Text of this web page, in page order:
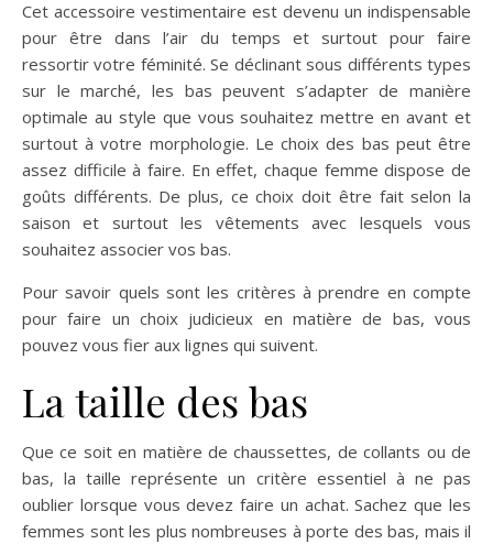
Cet accessoire vestimentaire est devenu un indispensable
pour être dans l’air du temps et surtout pour faire
ressortir votre féminité. Se déclinant sous différents types
sur le marché, les bas peuvent s’adapter de manière
optimale au style que vous souhaitez mettre en avant et
surtout à votre morphologie. Le choix des bas peut être
assez difficile à faire. En effet, chaque femme dispose de
goûts différents. De plus, ce choix doit être fait selon la
saison et surtout les vêtements avec lesquels vous
souhaitez associer vos bas.
Pour savoir quels sont les critères à prendre en compte
pour faire un choix judicieux en matière de bas, vous
pouvez vous fier aux lignes qui suivent.
La taille des bas
Que ce soit en matière de chaussettes, de collants ou de
bas, la taille représente un critère essentiel à ne pas
oublier lorsque vous devez faire un achat. Sachez que les
femmes sont les plus nombreuses à porte des bas, mais il